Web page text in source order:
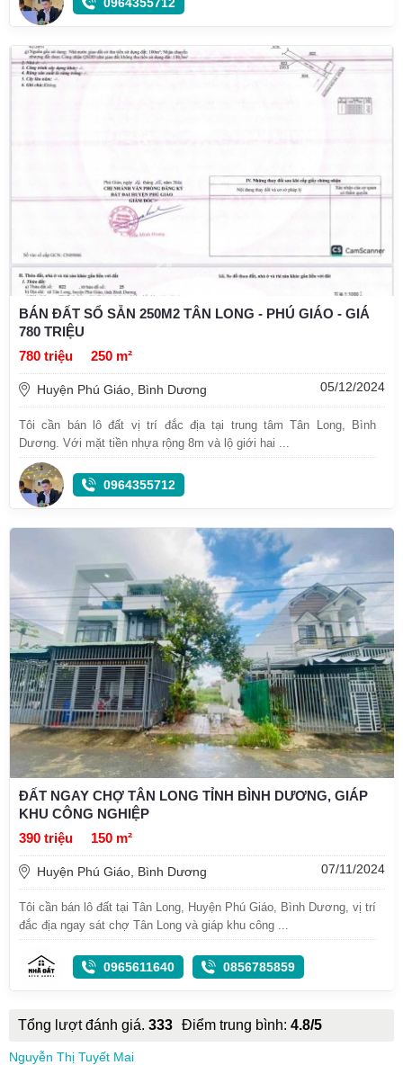
BÁN ĐẤT SỔ SẴN 250M2 TÂN LONG - PHÚ GIÁO - GIÁ
780 TRIỆU
780 triệu
250 m²
Huyện Phú Giáo, Bình Dương 05/12/2024
Tôi cần bán lô đất vị trí đắc địa tại trung tâm Tân Long, Bình
Dương. Với mặt tiền nhựa rộng 8m và lộ giới hai ...
0964355712
ĐẤT NGAY CHỢ TÂN LONG TỈNH BÌNH DƯƠNG, GIÁP
KHU CÔNG NGHIỆP
390 triệu
150 m²
Huyện Phú Giáo, Bình Dương 07/11/2024
Tôi cần bán lô đất tại Tân Long, Huyện Phú Giáo, Bình Dương, vị trí
đắc địa ngay sát chợ Tân Long và giáp khu công ...
0965611640 0856785859
Tổng lượt đánh giá. 333 Điểm trung bình: 4.8/5
Nguyễn Thị Tuyết Mai